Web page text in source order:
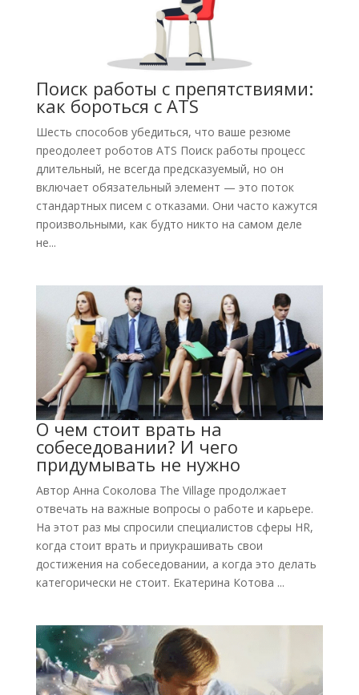
Поиск работы с препятствиями:
как бороться с ATS
Шесть способов убедиться, что ваше резюме
преодолеет роботов ATS Поиск работы процесс
длительный, не всегда предсказуемый, но он
включает обязательный элемент — это поток
стандартных писем с отказами. Они часто кажутся
произвольными, как будто никто на самом деле
не...
О чем стоит врать на
собеседовании? И чего
придумывать не нужно
Автор Анна Соколова The Village продолжает
отвечать на важные вопросы о работе и карьере.
На этот раз мы спросили специалистов сферы HR,
когда стоит врать и приукрашивать свои
достижения на собеседовании, а когда это делать
категорически не стоит. Екатерина Котова ...